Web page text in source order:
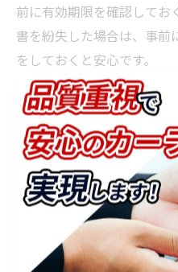
前に有効期限を確認してお
書を紛失した場合は、事前
をしておくと安心です。
「書類が揃っておらず再
多いため、チェックリス
ことが、最短で車検を終
即日対応の車検